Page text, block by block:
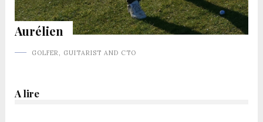
Aurélien
GOLFER, GUITARIST AND CTO
A lire